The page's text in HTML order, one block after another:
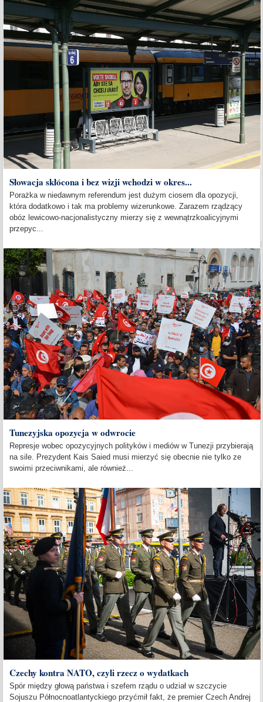
Słowacja skłócona i bez wizji wchodzi w okres...
Porażka w niedawnym referendum jest dużym ciosem dla opozycji,
która dodatkowo i tak ma problemy wizerunkowe. Zarazem rządzący
obóz lewicowo-nacjonalistyczny mierzy się z wewnątrzkoalicyjnymi
przepyc...
Tunezyjska opozycja w odwrocie
Represje wobec opozycyjnych polityków i mediów w Tunezji przybierają
na sile. Prezydent Kais Saied musi mierzyć się obecnie nie tylko ze
swoimi przeciwnikami, ale również...
Czechy kontra NATO, czyli rzecz o wydatkach
Spór między głową państwa i szefem rządu o udział w szczycie
Sojuszu Północnoatlantyckiego przyćmił fakt, że premier Czech Andrej